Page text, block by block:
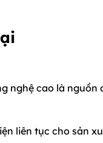
nghệ cao là nguồn
liên tục cho sản